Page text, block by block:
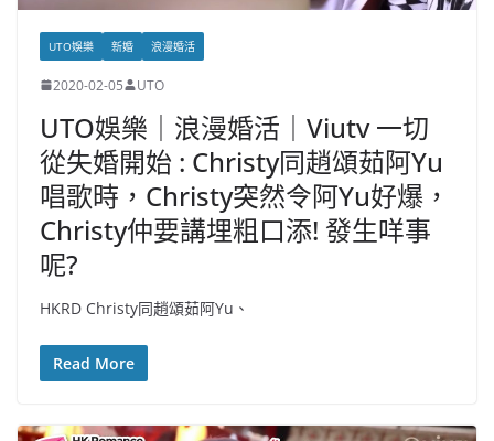
UTO娛樂 新婚 浪漫婚活
2020-02-05 UTO
UTO娛樂｜浪漫婚活｜Viutv 一切
從失婚開始 : Christy同趙頌茹阿Yu
唱歌時，Christy突然令阿Yu好爆，
Christy仲要講埋粗口添! 發生咩事
呢?
HKRD Christy同趙頌茹阿Yu、
Read More